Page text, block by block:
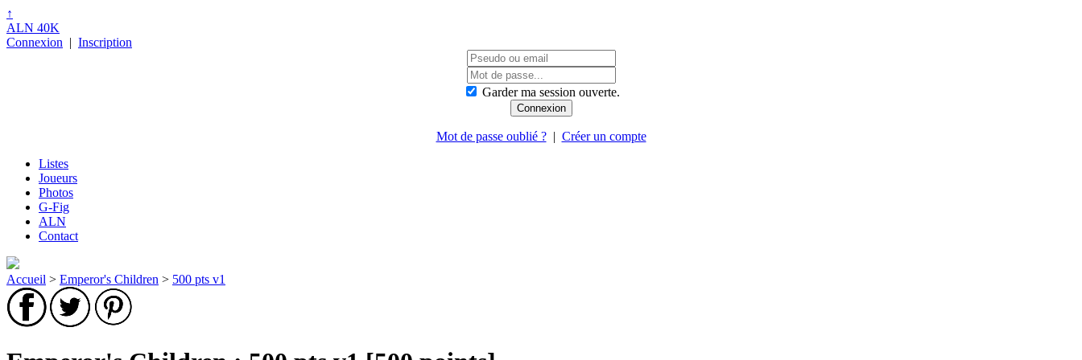
↑
ALN 40K
Connexion | Inscription
Garder ma session ouverte.
Mot de passe oublié ?| Créer un compte
Listes
Joueurs
Photos
G-Fig
ALN
Contact
Accueil > Emperor's Children > 500 pts v1